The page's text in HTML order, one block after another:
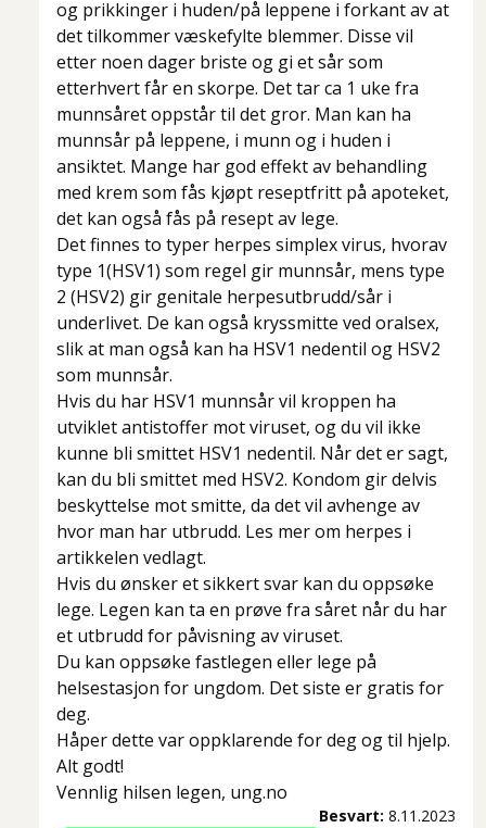
og prikkinger i huden/på leppene i forkant av at
det tilkommer væskefylte blemmer. Disse vil
etter noen dager briste og gi et sår som
etterhvert får en skorpe. Det tar ca 1 uke fra
munnsåret oppstår til det gror. Man kan ha
munnsår på leppene, i munn og i huden i
ansiktet. Mange har god effekt av behandling
med krem som fås kjøpt reseptfritt på apoteket,
det kan også fås på resept av lege.
Det finnes to typer herpes simplex virus, hvorav
type 1(HSV1) som regel gir munnsår, mens type
2 (HSV2) gir genitale herpesutbrudd/sår i
underlivet. De kan også kryssmitte ved oralsex,
slik at man også kan ha HSV1 nedentil og HSV2
som munnsår.
Hvis du har HSV1 munnsår vil kroppen ha
utviklet antistoffer mot viruset, og du vil ikke
kunne bli smittet HSV1 nedentil. Når det er sagt,
kan du bli smittet med HSV2. Kondom gir delvis
beskyttelse mot smitte, da det vil avhenge av
hvor man har utbrudd. Les mer om herpes i
artikkelen vedlagt.
Hvis du ønsker et sikkert svar kan du oppsøke
lege. Legen kan ta en prøve fra såret når du har
et utbrudd for påvisning av viruset.
Du kan oppsøke fastlegen eller lege på
helsestasjon for ungdom. Det siste er gratis for
deg.
Håper dette var oppklarende for deg og til hjelp.
Alt godt!
Vennlig hilsen legen, ung.no
Besvart: 8.11.2023